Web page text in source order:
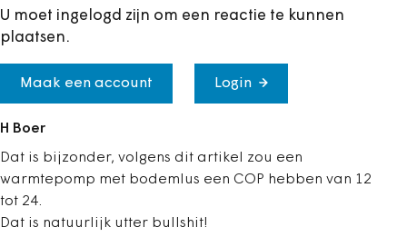
U moet ingelogd zijn om een reactie te kunnen
plaatsen.
Maak een account Login
H Boer
Dat is bijzonder, volgens dit artikel zou een
warmtepomp met bodemlus een COP hebben van 12
tot 24.
Dat is natuurlijk utter bullshit!